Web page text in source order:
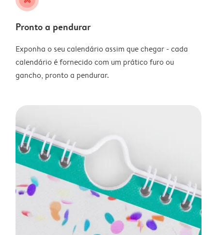
Pronto a pendurar
Exponha o seu calendário assim que chegar - cada
calendário é fornecido com um prático furo ou
gancho, pronto a pendurar.